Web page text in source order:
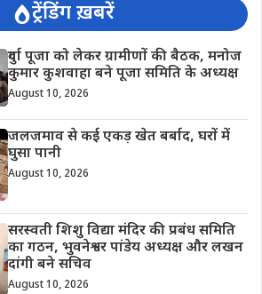
ट्रेंडिंग ख़बरें
दुर्गा पूजा को लेकर ग्रामीणों की बैठक, मनोज
कुमार कुशवाहा बने पूजा समिति के अध्यक्ष
August 10, 2026
जलजमाव से कई एकड़ खेत बर्बाद, घरों में
घुसा पानी
August 10, 2026
सरस्वती शिशु विद्या मंदिर की प्रबंध समिति
का गठन, भुवनेश्वर पांडेय अध्यक्ष और लखन
दांगी बने सचिव
August 10, 2026